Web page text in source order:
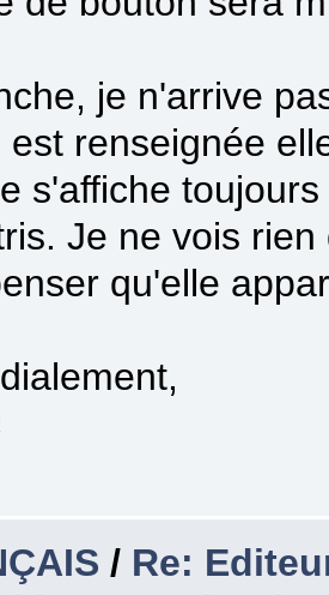
je n'arrive
est renseignée
s'affiche
Je ne vois
qu'elle
/ Re: